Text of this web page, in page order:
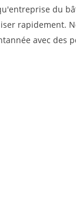
du
rapidement.
avec des